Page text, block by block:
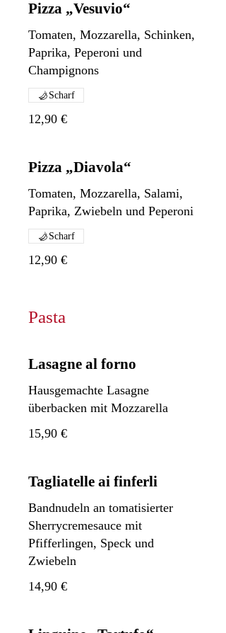
Pizza „Vesuvio“
Tomaten, Mozzarella, Schinken,
Paprika, Peperoni und
12,90 €
Scharf
Pizza „Diavola“
Tomaten, Mozzarella, Salami,
Paprika, Zwiebeln und Peperoni
12,90 €
Scharf
Pasta
Lasagne al forno
Hausgemachte Lasagne
überbacken mit Mozzarella
15,90 €
Tagliatelle ai finferli
Bandnudeln an tomatisierter
Sherrycremesauce mit
Pfifferlingen, Speck und
Zwiebeln
14,90 €